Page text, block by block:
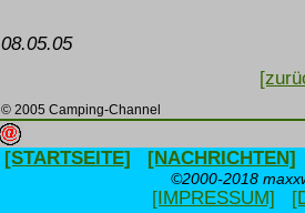
08.05.05
© 2005 Camping-Channel
[STARTSEITE] [NACHRICHTEN]
©2000-2018
[IMPRESSUM]